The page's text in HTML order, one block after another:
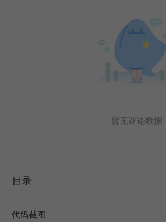
暂无评论数据
目录
代码截图